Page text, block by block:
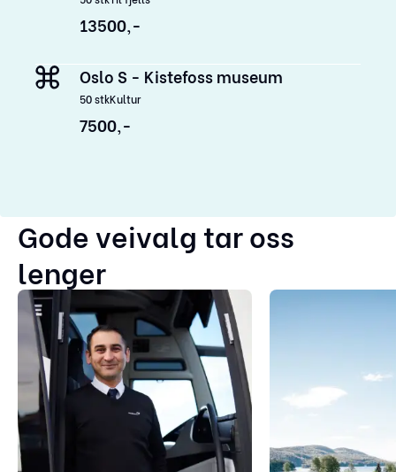
13500,-
Oslo S - Kistefoss museum
50stkKultur
7500,-
Gode veivalg tar oss
lenger